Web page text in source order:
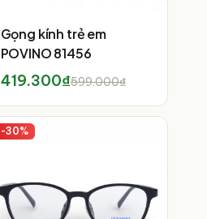
Gọng kính trẻ em
POVINO 81456
419.300₫599.000₫
-30%